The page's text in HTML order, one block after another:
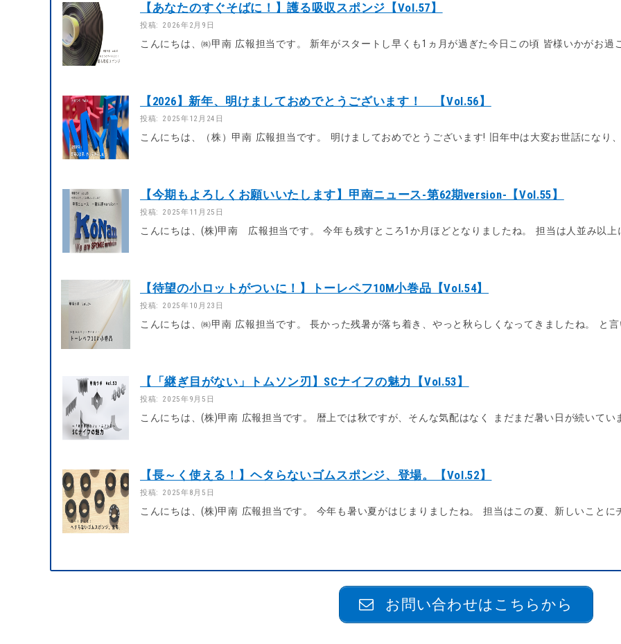
【あなたのすぐそばに！】護る吸収スポンジ【Vol.57】
投稿: 2026年2月9日
こんにちは、㈱甲南 広報担当です。 新年がスタートし早くも1ヵ月が過ぎた今日この頃 皆様いかがお過
【2026】新年、明けましておめでとうございます！ 【Vol.56】
投稿: 2025年12月24日
こんにちは、（株）甲南 広報担当です。 明けましておめでとうございます! 旧年中は大変お世話になり
【今期もよろしくお願いいたします】甲南ニュース-第62期version-【Vol.55】
投稿: 2025年11月25日
こんにちは、(株)甲南 広報担当です。 今年も残すところ1か月ほどとなりましたね。 担当は人並み以上
【待望の小ロットがついに！】トーレペフ10M小巻品【Vol.54】
投稿: 2025年10月23日
こんにちは、㈱甲南 広報担当です。 長かった残暑が落ち着き、やっと秋らしくなってきましたね。 と言
【「継ぎ目がない」トムソン刃】SCナイフの魅力【Vol.53】
投稿: 2025年9月5日
こんにちは、(株)甲南 広報担当です。 暦上では秋ですが、そんな気配はなく まだまだ暑い日が続いてい
【長～く使える！】ヘタらないゴムスポンジ、登場。【Vol.52】
投稿: 2025年8月5日
こんにちは、(株)甲南 広報担当です。 今年も暑い夏がはじまりましたね。 担当はこの夏、新しいことに
お問い合わせはこちらから